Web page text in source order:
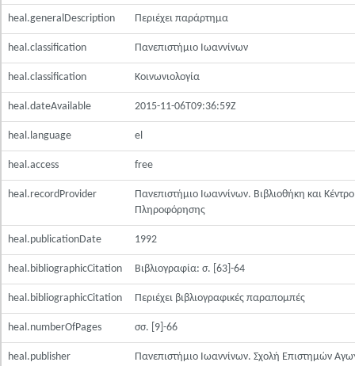
heal.generalDescription Περιέχει παράρτημα
heal.classification Πανεπιστήμιο Ιωαννίνων
heal.classification Κοινωνιολογία
heal.dateAvailable 2015-11-06T09:36:59Z
heal.language el
heal.access free
heal.recordProvider
Πανεπιστήμιο Ιωαννίνων. Βιβλιοθήκη και Κέντρο
Πληροφόρησης
heal.publicationDate 1992
heal.bibliographicCitation Βιβλιογραφία: σ. [63]-64
heal.bibliographicCitation Περιέχει βιβλιογραφικές παραπομπές
heal.numberOfPages σσ. [9]-66
heal.publisher
Πανεπιστήμιο Ιωαννίνων. Σχολή Επιστημών